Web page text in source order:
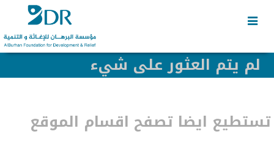
content
لم يتم العثور على شيء
تستطيع ايضا تصفح اقسام الموقع